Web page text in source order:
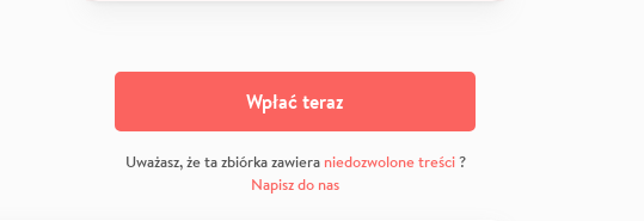
Wpłać teraz
Uważasz, że ta zbiórka zawiera niedozwolone treści?
Napisz do nas